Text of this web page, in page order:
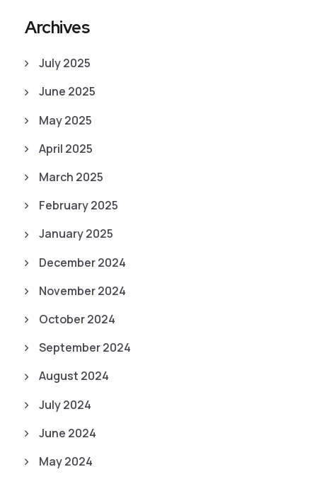
Archives
July 2025
June 2025
May 2025
April 2025
March 2025
February 2025
January 2025
December 2024
November 2024
October 2024
September 2024
August 2024
July 2024
June 2024
May 2024